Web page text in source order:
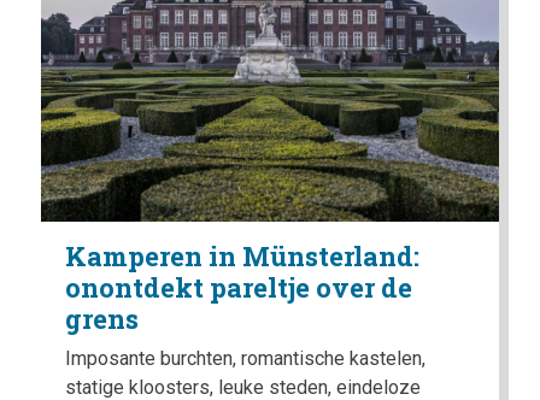
Kamperen in Münsterland:
onontdekt pareltje over de
grens
Imposante burchten, romantische kastelen,
statige kloosters, leuke steden, eindeloze